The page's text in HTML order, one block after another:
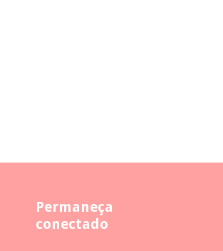
Permaneça
conectado